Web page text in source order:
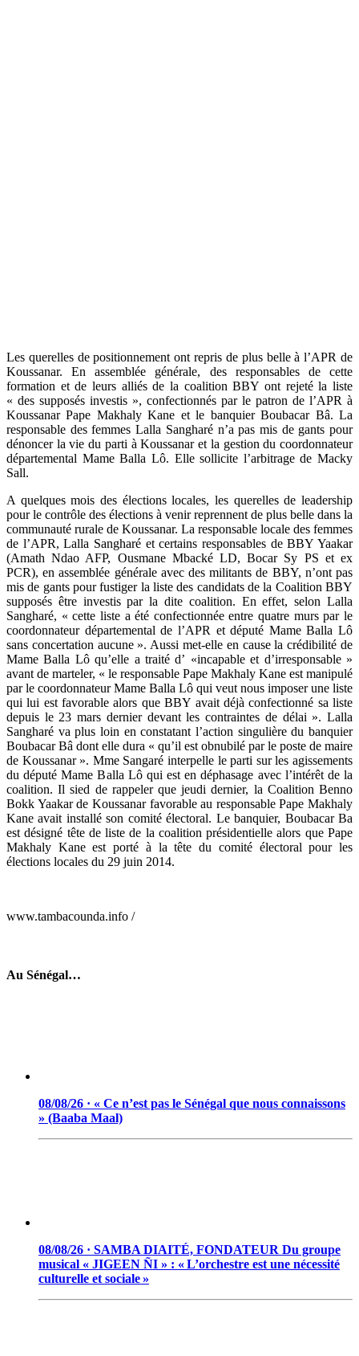
Les querelles de positionnement ont repris de plus belle à l’APR de
Koussanar. En assemblée générale, des responsables de cette
formation et de leurs alliés de la coalition BBY ont rejeté la liste
« des supposés investis », confectionnés par le patron de l’APR à
Koussanar Pape Makhaly Kane et le banquier Boubacar Bâ. La
responsable des femmes Lalla Sangharé n’a pas mis de gants pour
dénoncer la vie du parti à Koussanar et la gestion du coordonnateur
départemental Mame Balla Lô. Elle sollicite l’arbitrage de Macky
Sall.
A quelques mois des élections locales, les querelles de leadership
pour le contrôle des élections à venir reprennent de plus belle dans la
communauté rurale de Koussanar. La responsable locale des femmes
de l’APR, Lalla Sangharé et certains responsables de BBY Yaakar
(Amath Ndao AFP, Ousmane Mbacké LD, Bocar Sy PS et ex
PCR), en assemblée générale avec des militants de BBY, n’ont pas
mis de gants pour fustiger la liste des candidats de la Coalition BBY
supposés être investis par la dite coalition. En effet, selon Lalla
Sangharé, « cette liste a été confectionnée entre quatre murs par le
coordonnateur départemental de l’APR et député Mame Balla Lô
sans concertation aucune ». Aussi met-elle en cause la crédibilité de
Mame Balla Lô qu’elle a traité d’ «incapable et d’irresponsable »
avant de marteler, « le responsable Pape Makhaly Kane est manipulé
par le coordonnateur Mame Balla Lô qui veut nous imposer une liste
qui lui est favorable alors que BBY avait déjà confectionné sa liste
depuis le 23 mars dernier devant les contraintes de délai ». Lalla
Sangharé va plus loin en constatant l’action singulière du banquier
Boubacar Bâ dont elle dura « qu’il est obnubilé par le poste de maire
de Koussanar ». Mme Sangaré interpelle le parti sur les agissements
du député Mame Balla Lô qui est en déphasage avec l’intérêt de la
coalition. Il sied de rappeler que jeudi dernier, la Coalition Benno
Bokk Yaakar de Koussanar favorable au responsable Pape Makhaly
Kane avait installé son comité électoral. Le banquier, Boubacar Ba
est désigné tête de liste de la coalition présidentielle alors que Pape
Makhaly Kane est porté à la tête du comité électoral pour les
élections locales du 29 juin 2014.
www.tambacounda.info /
Au Sénégal…
08/08/26 · « Ce n’est pas le Sénégal que nous connaissons
» (Baaba Maal)
08/08/26 · SAMBA DIAITÉ, FONDATEUR Du groupe
musical « JIGEEN ÑI » : « L’orchestre est une nécessité
culturelle et sociale »